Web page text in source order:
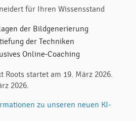
für Ihren Wissensstand
der Bildgenerierung
der Techniken
Online-Coaching
Roots startet am 19. März 2026.
2026.
zu unseren neuen KI-